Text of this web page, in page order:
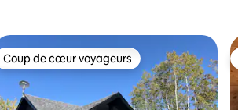
Coup de cœur voyageurs
Coup de cœur voyageurs